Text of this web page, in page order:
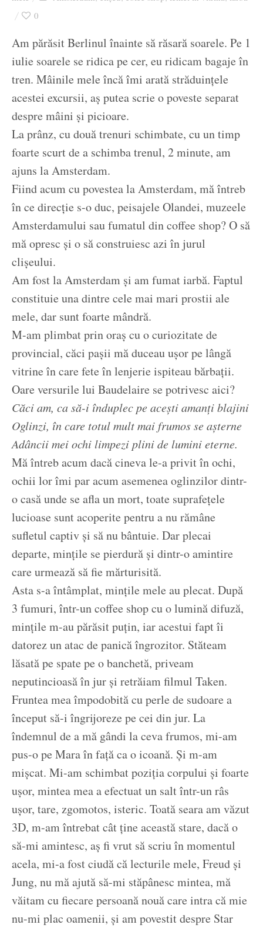
0
Am părăsit Berlinul înainte să răsară soarele. Pe 1
iulie soarele se ridica pe cer, eu ridicam bagaje în
tren. Mâinile mele încă îmi arată străduințele
acestei excursii, aș putea scrie o poveste separat
despre mâini și picioare.
La prânz, cu două trenuri schimbate, cu un timp
foarte scurt de a schimba trenul, 2 minute, am
ajuns la Amsterdam.
Fiind acum cu povestea la Amsterdam, mă întreb
în ce direcție s-o duc, peisajele Olandei, muzeele
Amsterdamului sau fumatul din coffee shop? O să
mă opresc și o să construiesc azi în jurul
clișeului.
Am fost la Amsterdam și am fumat iarbă. Faptul
constituie una dintre cele mai mari prostii ale
mele, dar sunt foarte mândră.
M-am plimbat prin oraș cu o curiozitate de
provincial, căci pașii mă duceau ușor pe lângă
vitrine în care fete în lenjerie ispiteau bărbații.
Oare versurile lui Baudelaire se potrivesc aici?
Căci am, ca să-i înduplec pe acești amanți blajini
Oglinzi, în care totul mult mai frumos se așterne
Adâncii mei ochi limpezi plini de lumini eterne.
Mă întreb acum dacă cineva le-a privit în ochi,
ochii lor îmi par acum asemenea oglinzilor dintr-
o casă unde se afla un mort, toate suprafețele
lucioase sunt acoperite pentru a nu rămâne
sufletul captiv și să nu bântuie. Dar plecai
departe, mințile se pierdură și dintr-o amintire
care urmează să fie mărturisită.
Asta s-a întâmplat, mințile mele au plecat. După
3 fumuri, într-un coffee shop cu o lumină difuză,
mințile m-au părăsit puțin, iar acestui fapt îi
datorez un atac de panică îngrozitor. Stăteam
lăsată pe spate pe o banchetă, priveam
neputincioasă în jur și retrăiam filmul Taken.
Fruntea mea împodobită cu perle de sudoare a
început să-i îngrijoreze pe cei din jur. La
îndemnul de a mă gândi la ceva frumos, mi-am
pus-o pe Mara în față ca o icoană. Și m-am
mișcat. Mi-am schimbat poziția corpului și foarte
ușor, mintea mea a efectuat un salt într-un râs
ușor, tare, zgomotos, isteric. Toată seara am văzut
3D, m-am întrebat cât ține această stare, dacă o
să-mi amintesc, aș fi vrut să scriu în momentul
acela, mi-a fost ciudă că lecturile mele, Freud și
Jung, nu mă ajută să-mi stăpânesc mintea, mă
văitam cu fiecare persoană nouă care intra că mie
nu-mi plac oamenii, și am povestit despre Star